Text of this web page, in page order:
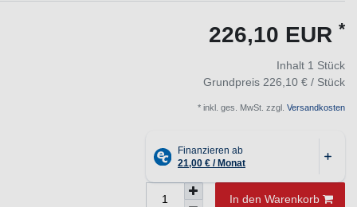
226,10 EUR *
Inhalt 1 Stück
Grundpreis 226,10 € / Stück
* inkl. ges. MwSt. zzgl. Versandkosten
In den Warenkorb